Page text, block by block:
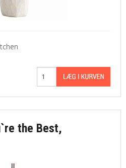
the Best,